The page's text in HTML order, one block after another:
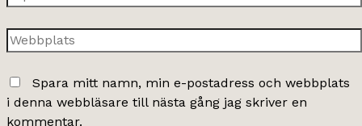
post*
Webbplats
Spara mitt namn, min e-postadress och webbplats
i denna webbläsare till nästa gång jag skriver en
kommentar.